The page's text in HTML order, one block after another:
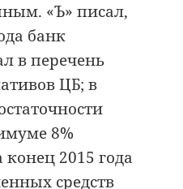
«Ъ» писал,
банк
в перечень
ЦБ; в
8%
конец 2015 года
средств